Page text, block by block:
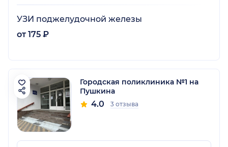
УЗИ поджелудочной железы
от 175 ₽
Городская поликлиника №1 на
Пушкина
4.0 3 отзыва